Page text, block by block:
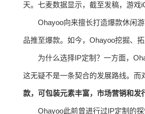
天。七麦数据显示，截至发稿，游戏
Ohayoo向来擅长打造爆款休闲
品推至爆款。如今，Ohayoo挖掘、
为什么选择IP定制？一方面，
这无疑不是一条契合的发展路线。而
款，可包装元素丰富，市场营销和发
Ohayoo此前曾进行过IP定制的